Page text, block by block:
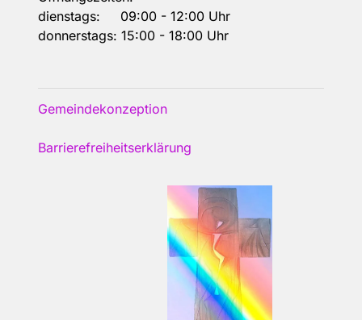
dienstags: 09:00 - 12:00 Uhr
donnerstags: 15:00 - 18:00 Uhr
Gemeindekonzeption
Barrierefreiheitserklärung